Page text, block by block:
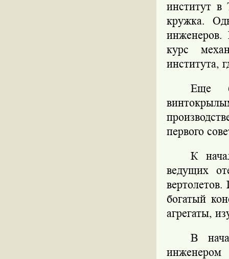
институт в
кружка.
инженеров.
курс
института,
Еще
первого
К
ведущих
богатый
агрегаты,
В